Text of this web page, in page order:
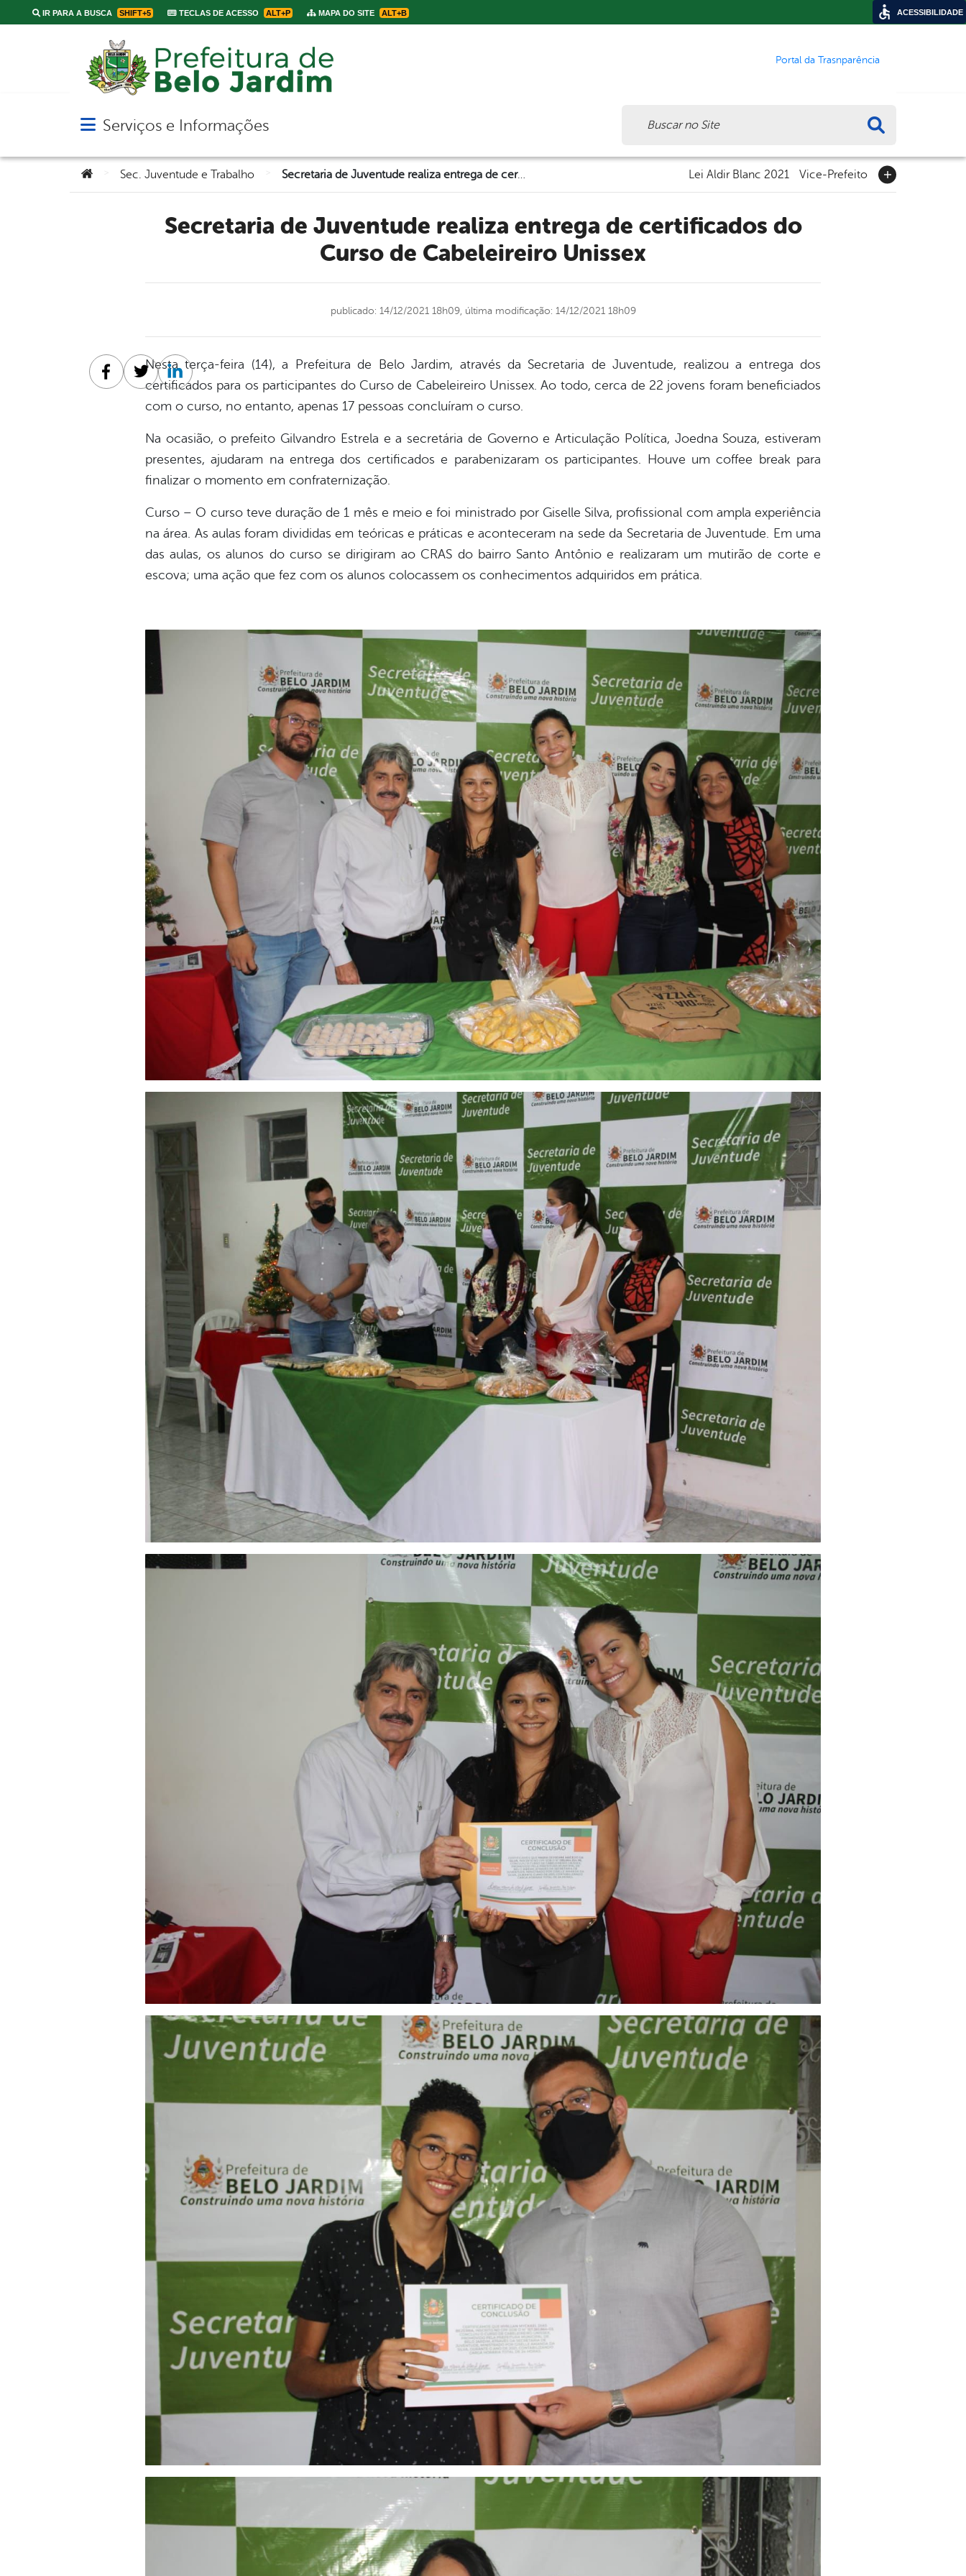
IR PARA A BUSCA SHIFT+5 TECLAS DE ACESSO ALT+P MAPA DO SITE ALT+B
Portal da Trasnparência
Abrir menu principal de navegação
Serviços e Informações
Você está aqui:Sec. Juventude e Trabalho Secretaria de Juventude realiza entrega de certificados do Curso de Cabeleireiro Unissex Lei Aldir Blanc 2021 Vice-Prefeito
Secretaria de Juventude realiza entrega de certificados do
Curso de Cabeleireiro Unissex
publicado: 14/12/2021 18h09, última modificação: 14/12/2021 18h09
Nesta terça-feira (14), a Prefeitura de Belo Jardim, através da Secretaria de Juventude, realizou a entrega dos
certificados para os participantes do Curso de Cabeleireiro Unissex. Ao todo, cerca de 22 jovens foram beneficiados
com o curso, no entanto, apenas 17 pessoas concluíram o curso.
Na ocasião, o prefeito Gilvandro Estrela e a secretária de Governo e Articulação Política, Joedna Souza, estiveram
presentes, ajudaram na entrega dos certificados e parabenizaram os participantes. Houve um coffee break para
finalizar o momento em confraternização.
Curso – O curso teve duração de 1 mês e meio e foi ministrado por Giselle Silva, profissional com ampla experiência
na área. As aulas foram divididas em teóricas e práticas e aconteceram na sede da Secretaria de Juventude. Em uma
das aulas, os alunos do curso se dirigiram ao CRAS do bairro Santo Antônio e realizaram um mutirão de corte e
escova; uma ação que fez com os alunos colocassem os conhecimentos adquiridos em prática.
Facebook
TwitterLinkedin
ACESSIBILIDADE